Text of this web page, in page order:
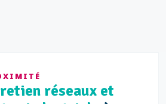
réseaux et